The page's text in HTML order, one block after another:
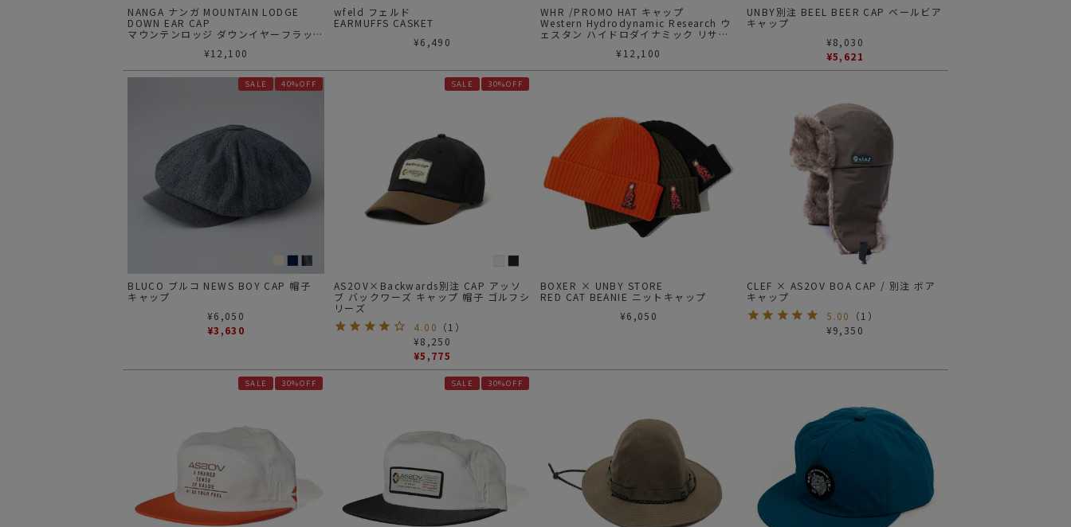
NANGA ナンガ MOUNTAIN LODGE
DOWN EAR CAP
マウンテンロッジ ダウンイヤーフラップ
¥12,100
wfeld フェルド
EARMUFFS CASKET
¥6,490
WHR /PROMO HAT キャップ
Western Hydrodynamic Research ウ
ェスタン ハイドロダイナミック リサー
¥ 12,100
UNBY別注 BEEL BEER CAP ベールビア
キャップ
¥8,030
¥5,621
SALE 40%OFF
BLUCO ブルコ NEWS BOY CAP 帽子
キャップ
¥6,050
¥3,630
SALE 30%OFF
AS2OV×Backwards別注 CAP アッソ
ブ バックワーズ キャップ 帽子 ゴルフシ
リーズ
4.00 （1 ）
¥8,250
¥5,775
BOXER × UNBY STORE
RED CAT BEANIE ニットキャップ
¥6,050
CLEF × AS2OV BOA CAP / 別注 ボア
キャップ
5.00
（1 ）
¥9,350
SALE 30%OFF SALE 30%OFF